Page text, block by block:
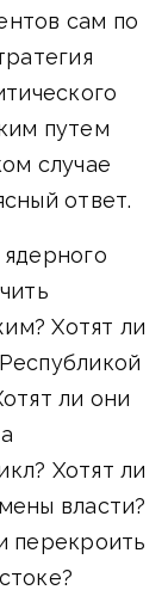
сам по
путем
случае
ответ.
Хотят ли
ли они
Хотят ли
власти?
перекроить